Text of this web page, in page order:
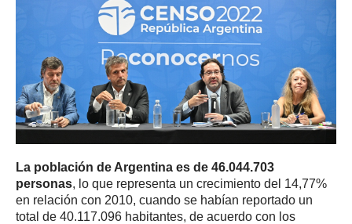
La población de Argentina es de 46.044.703
personas, lo que representa un crecimiento del 14,77%
en relación con 2010, cuando se habían reportado un
total de 40.117.096 habitantes, de acuerdo con los